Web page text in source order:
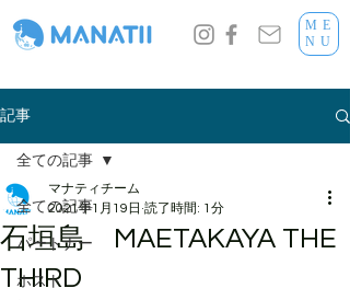
ME
NU
記事
全ての記事
パートナー
ホスト
全ての記事
石垣島 MAETAKAYA THE
THIRD
マナティチーム
2021年1月19日 読了時間: 1分